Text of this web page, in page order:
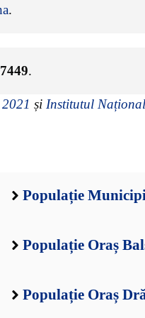
.
.
și Institutul
Populație
Populație Oraș
Populație Oraș